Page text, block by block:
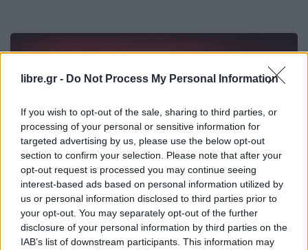
libre.gr - Do Not Process My Personal Information
If you wish to opt-out of the sale, sharing to third parties, or
processing of your personal or sensitive information for
targeted advertising by us, please use the below opt-out
section to confirm your selection. Please note that after your
opt-out request is processed you may continue seeing
interest-based ads based on personal information utilized by
us or personal information disclosed to third parties prior to
your opt-out. You may separately opt-out of the further
disclosure of your personal information by third parties on the
IAB’s list of downstream participants. This information may
ΟΙΚΟΝΟΜΊΑ